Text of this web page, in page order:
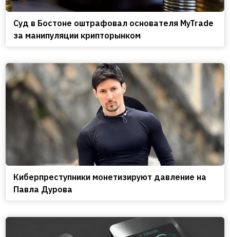
Cуд в Бостоне оштрафовал основателя MyTrade
за манипуляции крипторынком
Киберпреступники монетизируют давление на
Павла Дурова